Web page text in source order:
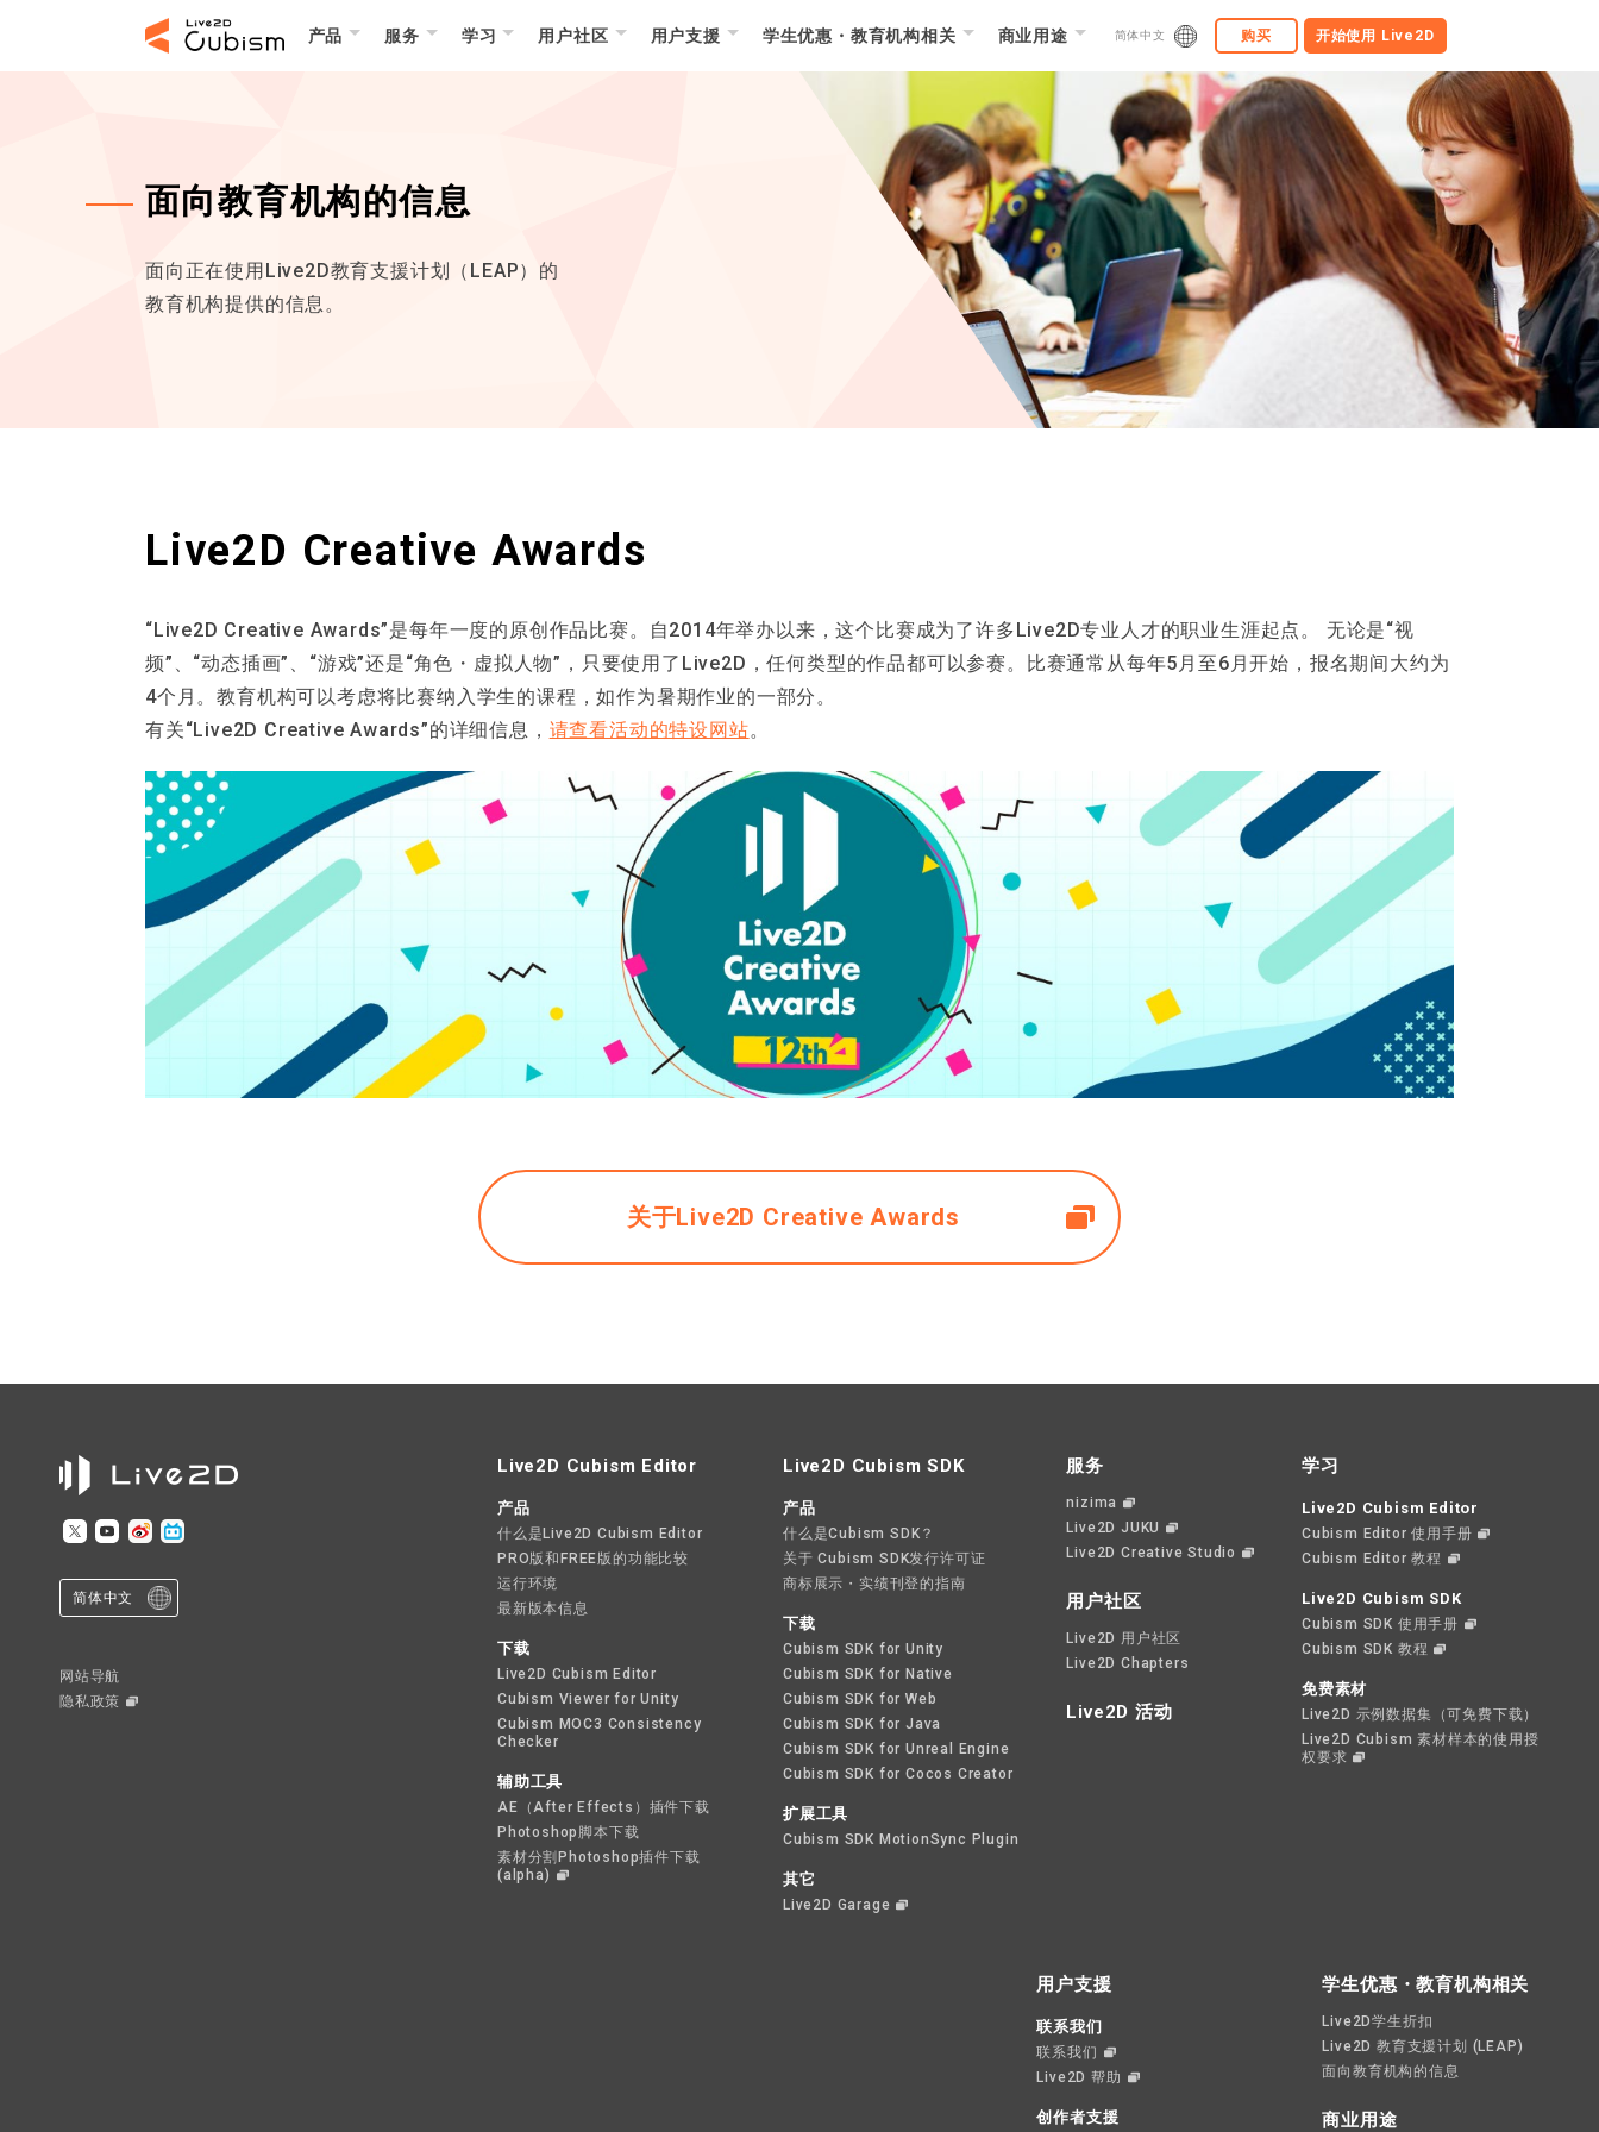
产品 服务 学习 用户社区 用户支援 学生优惠・教育机构相关 商业用途 简体中文 购买 开始使用 Live2D
面向教育机构的信息
面向正在使用Live2D教育支援计划（LEAP）的
教育机构提供的信息。
Live2D Creative Awards
“Live2D Creative Awards”是每年一度的原创作品比赛。自2014年举办以来，这个比赛成为了许多Live2D专业人才的职业生涯起点。 无论是“视
频”、“动态插画”、“游戏”还是“角色・虚拟人物”，只要使用了Live2D，任何类型的作品都可以参赛。比赛通常从每年5月至6月开始，报名期间大约为
4个月。教育机构可以考虑将比赛纳入学生的课程，如作为暑期作业的一部分。
有关“Live2D Creative Awards”的详细信息， 请查看活动的特设网站。
关于Live2D Creative Awards
简体中文
网站导航
隐私政策
Live2D Cubism Editor
产品
什么是Live2D Cubism Editor
PRO版和FREE版的功能比较
运行环境
最新版本信息
下载
Live2D Cubism Editor
Cubism Viewer for Unity
Cubism MOC3 Consistency
Checker
辅助工具
AE（After Effects）插件下载
Photoshop脚本下载
素材分割Photoshop插件下载
(alpha)
Live2D Cubism SDK
产品
什么是Cubism SDK？
关于 Cubism SDK发行许可证
商标展示・实绩刊登的指南
下载
Cubism SDK for Unity
Cubism SDK for Native
Cubism SDK for Web
Cubism SDK for Java
Cubism SDK for Unreal Engine
Cubism SDK for Cocos Creator
扩展工具
Cubism SDK MotionSync Plugin
其它
Live2D Garage
服务
nizima
Live2D JUKU
Live2D Creative Studio
用户社区
Live2D 用户社区
Live2D Chapters
Live2D 活动
学习
Live2D Cubism Editor
Cubism Editor 使用手册
Cubism Editor 教程
Live2D Cubism SDK
Cubism SDK 使用手册
Cubism SDK 教程
免费素材
Live2D 示例数据集（可免费下载）
Live2D Cubism 素材样本的使用授
权要求
用户支援
联系我们
联系我们
Live2D 帮助
创作者支援
学生优惠・教育机构相关
Live2D学生折扣
Live2D 教育支援计划 (LEAP)
面向教育机构的信息
商业用途